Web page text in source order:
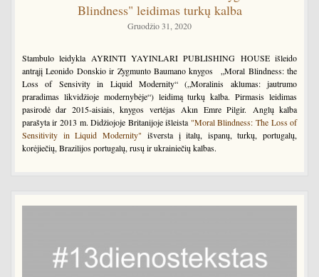
Blindness" leidimas turkų kalba
Gruodžio 31, 2020
Stambulo leidykla AYRINTI YAYINLARI PUBLISHING HOUSE išleido
antrąjį Leonido Donskio ir Zygmunto Baumano knygos „Moral Blindness: the
Loss of Sensivity in Liquid Modernity“ („Moralinis aklumas: jautrumo
praradimas likvidžioje modernybėje“) leidimą turkų kalba. Pirmasis leidimas
pasirodė dar 2015-aisiais, knygos vertėjas Akın Emre Pilgir. Anglų kalba
parašyta ir 2013 m. Didžiojoje Britanijoje išleista "Moral Blindness: The Loss of
Sensitivity in Liquid Modernity" išversta į italų, ispanų, turkų, portugalų,
korėjiečių, Brazilijos portugalų, rusų ir ukrainiečių kalbas.